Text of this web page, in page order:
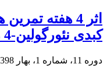
اثر 4 هفته
کبدی نئورگولین-4 موش‌های صحرایی دیابتی
دوره 11، شماره 1، بهار 1398، صفحه